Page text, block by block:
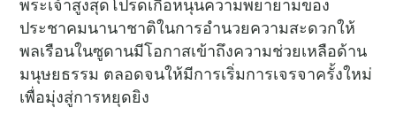
พระเจ้าสูงสุดโปรดเกื้อหนุนความพยายามของ
ประชาคมนานาชาติในการอำนวยความสะดวกให้
พลเรือนในซูดานมีโอกาสเข้าถึงความช่วยเหลือด้าน
มนุษยธรรม ตลอดจนให้มีการเริ่มการเจรจาครั้งใหม่
เพื่อมุ่งสู่การหยุดยิง